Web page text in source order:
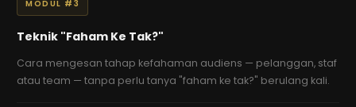
MODUL #3
Teknik "Faham Ke Tak?"
Cara mengesan tahap kefahaman audiens — pelanggan, staf
atau team — tanpa perlu tanya "faham ke tak?" berulang kali.